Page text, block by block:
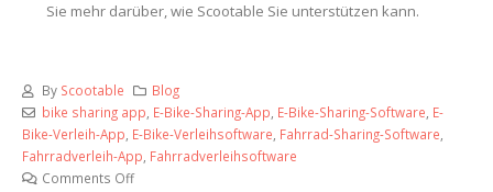
Sie mehr darüber, wie Scootable Sie unterstützen kann.
By Scootable
Blog
bike sharing app, E-Bike-Sharing-App, E-Bike-Sharing-Software, E-
Bike-Verleih-App, E-Bike-Verleihsoftware, Fahrrad-Sharing-Software,
Fahrradverleih-App, Fahrradverleihsoftware
Comments Off